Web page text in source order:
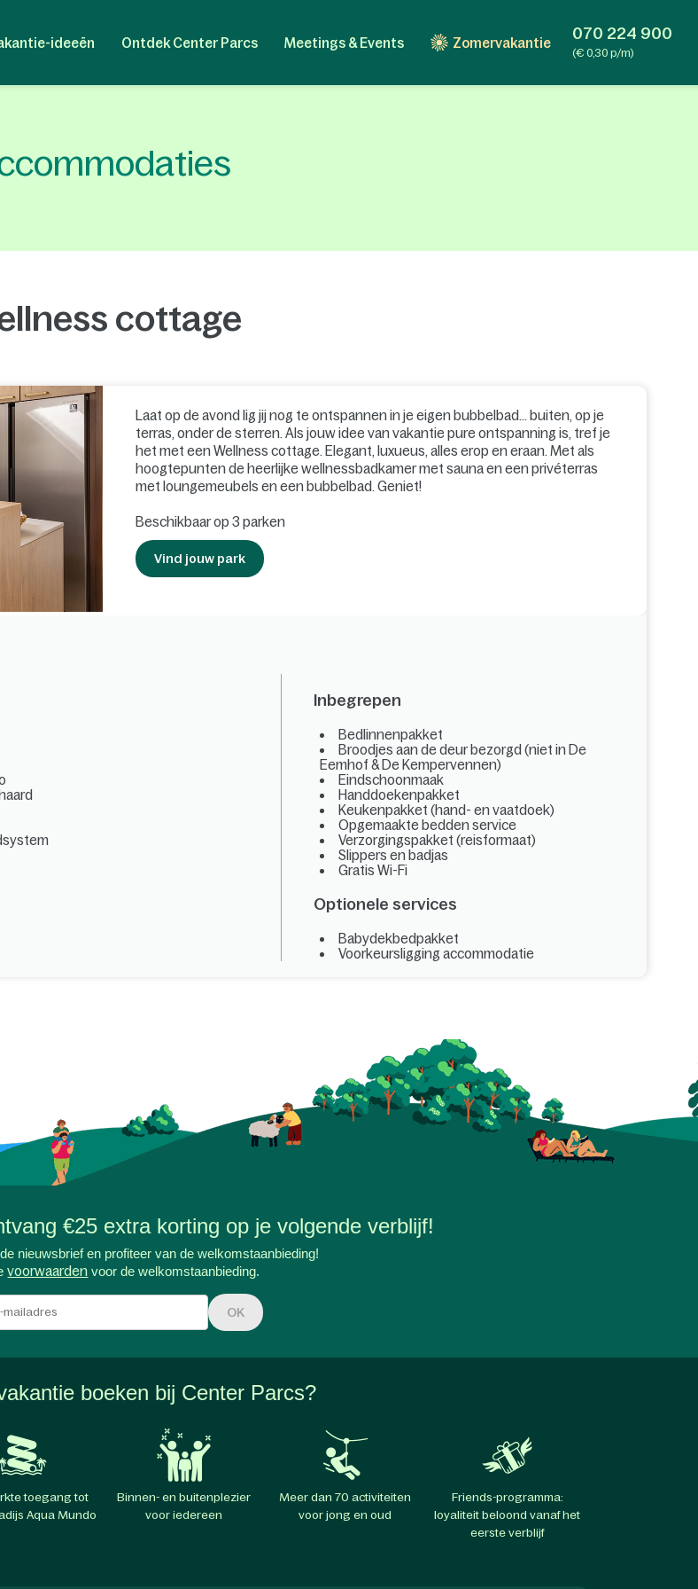
ideeën Ontdek Center Parcs Meetings & Events Zomervakantie 070 224 900
(€ 0,30 p/m)
cottage
Laat op de avond lig jij nog te ontspannen in je eigen bubbelbad... buiten, op je
terras, onder de sterren. Als jouw idee van vakantie pure ontspanning is, tref je
het met een Wellness cottage. Elegant, luxueus, alles erop en eraan. Met als
hoogtepunten de heerlijke wellnessbadkamer met sauna en een privéterras
met loungemeubels en een bubbelbad. Geniet!
Beschikbaar op 3 parken
Vind jouw park
Inbegrepen
Bedlinnenpakket
Broodjes aan de deur bezorgd (niet in De
Eemhof & De Kempervennen)
Eindschoonmaak
Handdoekenpakket
Keukenpakket (hand- en vaatdoek)
Opgemaakte bedden service
Verzorgingspakket (reisformaat)
Slippers en badjas
Gratis Wi-Fi
Optionele services
Babydekbedpakket
Voorkeursligging accommodatie
€25 extra korting op je volgende verblijf!
nieuwsbrief en profiteer van de welkomstaanbieding!
voorwaarden voor de welkomstaanbieding.
OK
boeken bij Center Parcs?
toegang tot
Aqua Mundo
Binnen- en buitenplezier
voor iedereen
Meer dan 70 activiteiten
voor jong en oud
Friends-programma:
loyaliteit beloond vanaf het
eerste verblijf